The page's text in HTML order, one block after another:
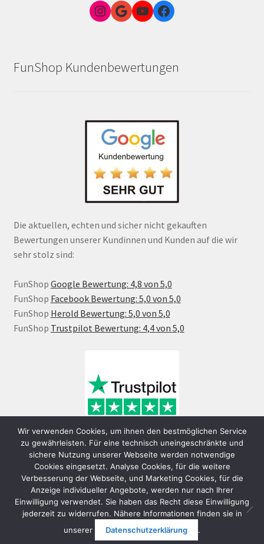
Instagram
Google Link zum FunShop WienYouTubeFacebook
FunShop Kundenbewertungen
Die aktuellen, echten und sicher nicht gekauften
Bewertungen unserer Kundinnen und Kunden auf die wir
sehr stolz sind:
FunShop Google Bewertung: 4,8 von 5,0
FunShop Facebook Bewertung: 5,0 von 5,0
FunShop Herold Bewertung: 5,0 von 5,0
FunShop Trustpilot Bewertung: 4,4 von 5,0
© FunShop Wien - Hochqualitative Elektromobilität 2026
Datenschutzerklärung
Erstellt mit WooCommerce
Wir verwenden Cookies, um ihnen den bestmöglichen Service
zu gewährleisten. Für eine technisch uneingeschränkte und
sichere Nutzung unserer Webseite werden notwendige
Cookies eingesetzt. Analyse Cookies, für die weitere
Verbesserung der Webseite, und Marketing Cookies, für die
Anzeige individueller Angebote, werden nur nach Ihrer
Einwilligung verwendet. Sie haben das Recht diese Einwilligung
jederzeit zu widerrufen. Nähere Informationen finden sie in
unserer
Datenschutzerklärung .